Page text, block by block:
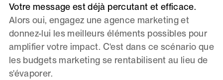
Votre message est déjà percutant et efficace.
Alors oui, engagez une agence marketing et
donnez-lui les meilleurs éléments possibles pour
amplifier votre impact. C'est dans ce scénario que
les budgets marketing se rentabilisent au lieu de
s'évaporer.